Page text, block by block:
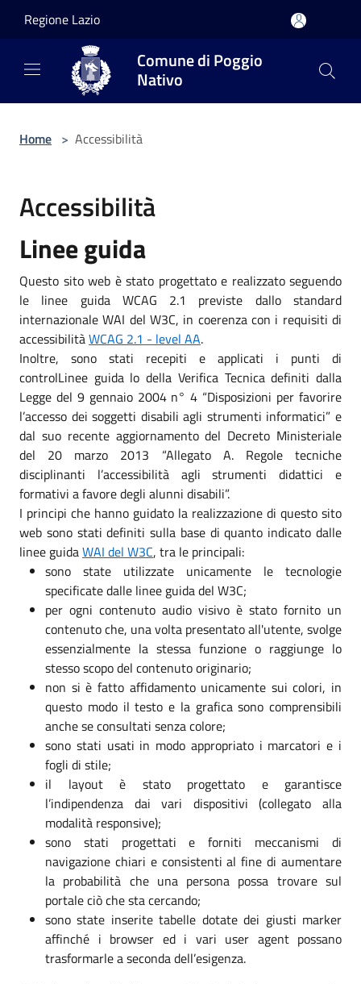
Regione Lazio
Comune di Poggio
Nativo
Home > Accessibilità
Accessibilità
Linee guida
Questo sito web è stato progettato e realizzato seguendo
le linee guida WCAG 2.1 previste dallo standard
internazionale WAI del W3C, in coerenza con i requisiti di
accessibilitàWCAG 2.1 - level AA.
Inoltre, sono stati recepiti e applicati i punti di
controlLinee guida lo della Verifica Tecnica definiti dalla
Legge del 9 gennaio 2004 n° 4 “Disposizioni per favorire
l’accesso dei soggetti disabili agli strumenti informatici” e
dal suo recente aggiornamento del Decreto Ministeriale
del 20 marzo 2013 “Allegato A. Regole tecniche
disciplinanti l’accessibilità agli strumenti didattici e
formativi a favore degli alunni disabili”.
I principi che hanno guidato la realizzazione di questo sito
web sono stati definiti sulla base di quanto indicato dalle
linee guidaWAI del W3C, tra le principali:
sono state utilizzate unicamente le tecnologie
specificate dalle linee guida del W3C;
per ogni contenuto audio visivo è stato fornito un
contenuto che, una volta presentato all'utente, svolge
essenzialmente la stessa funzione o raggiunge lo
stesso scopo del contenuto originario;
non si è fatto affidamento unicamente sui colori, in
questo modo il testo e la grafica sono comprensibili
anche se consultati senza colore;
sono stati usati in modo appropriato i marcatori e i
fogli di stile;
il layout è stato progettato e garantisce
l’indipendenza dai vari dispositivi (collegato alla
modalità responsive);
sono stati progettati e forniti meccanismi di
navigazione chiari e consistenti al fine di aumentare
la probabilità che una persona possa trovare sul
portale ciò che sta cercando;
sono state inserite tabelle dotate dei giusti marker
affinché i browser ed i vari user agent possano
trasformarle a seconda dell’esigenza.